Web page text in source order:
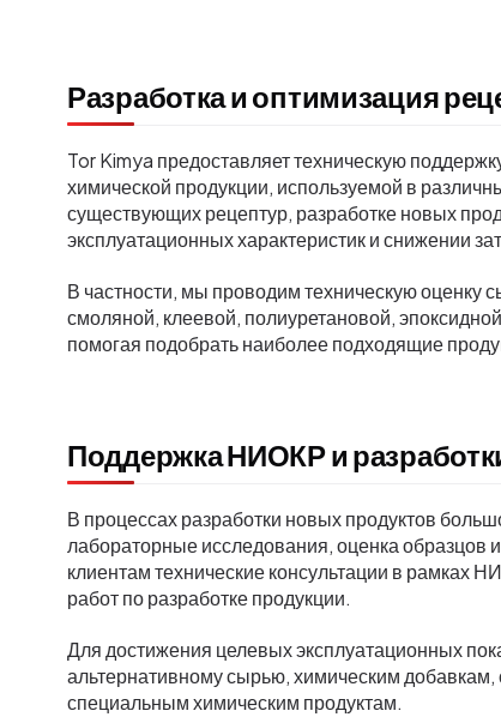
Разработка и оптимизация
Tor Kimya предоставляет техническую
химической продукции, используемой в
существующих рецептур, разработке новых
эксплуатационных характеристик и снижении
В частности, мы проводим техническую оценку
смоляной, клеевой, полиуретановой,
помогая подобрать наиболее подходящие
Поддержка НИОКР и
В процессах разработки новых продуктов
лабораторные исследования, оценка образцов
клиентам технические консультации в
работ по разработке продукции.
Для достижения целевых эксплуатационных
альтернативному сырью, химическим
специальным химическим продуктам.